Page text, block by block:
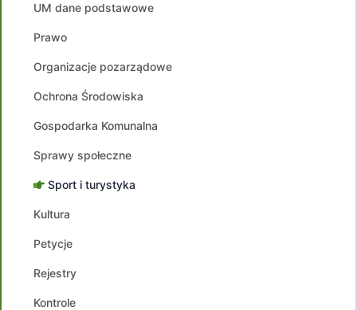
UM dane podstawowe
Prawo
Organizacje pozarządowe
Ochrona Środowiska
Gospodarka Komunalna
Sprawy społeczne
Sport i turystyka
Kultura
Petycje
Rejestry
Kontrole